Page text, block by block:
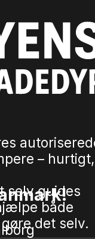
– hurtigt,
selv guides
både
det selv.